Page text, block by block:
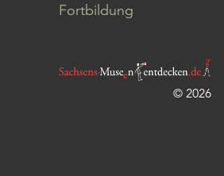
Fortbildung
© 2026